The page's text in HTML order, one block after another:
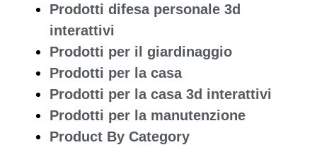
Prodotti difesa personale 3d
interattivi
Prodotti per il giardinaggio
Prodotti per la casa
Prodotti per la casa 3d interattivi
Prodotti per la manutenzione
Product By Category